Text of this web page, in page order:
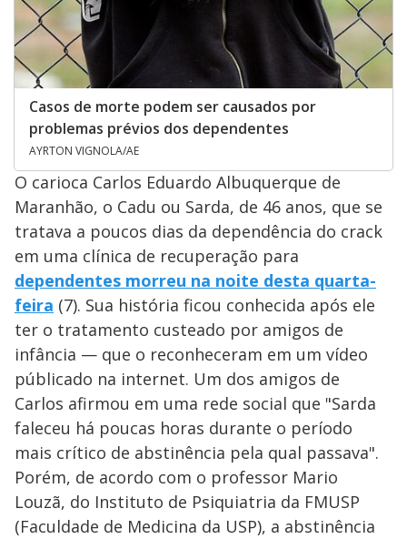
Casos de morte podem ser causados por
problemas prévios dos dependentes
AYRTON VIGNOLA/AE
O carioca Carlos Eduardo Albuquerque de
Maranhão, o Cadu ou Sarda, de 46 anos, que se
tratava a poucos dias da dependência do crack
em uma clínica de recuperação para
dependentes morreu na noite desta quarta-
feira (7). Sua história ficou conhecida após ele
ter o tratamento custeado por amigos de
infância — que o reconheceram em um vídeo
públicado na internet. Um dos amigos de
Carlos afirmou em uma rede social que "Sarda
faleceu há poucas horas durante o período
mais crítico de abstinência pela qual passava".
Porém, de acordo com o professor Mario
Louzã, do Instituto de Psiquiatria da FMUSP
(Faculdade de Medicina da USP), a abstinência